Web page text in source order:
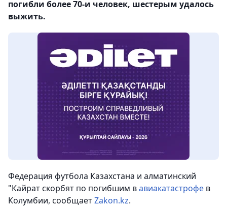
погибли более 70-и человек, шестерым удалось
выжить.
Федерация футбола Казахстана и алматинский
"Кайрат скорбят по погибшим вавиакатастрофе в
Колумбии, сообщаетZakon.kz.